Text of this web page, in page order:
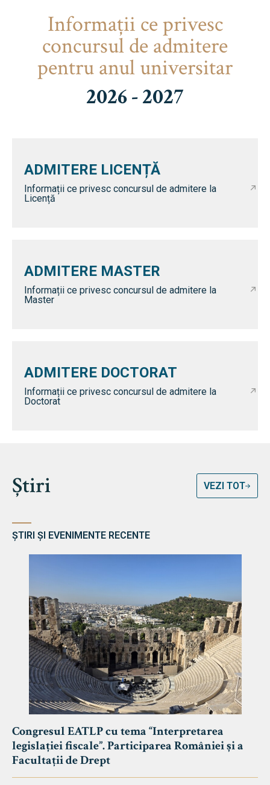
Informaţii ce privesc
concursul de admitere
pentru anul universitar
2026 - 2027
ADMITERE LICENȚĂ
Informații ce privesc concursul de admitere la
Licență
ADMITERE MASTER
Informații ce privesc concursul de admitere la
Master
ADMITERE DOCTORAT
Informații ce privesc concursul de admitere la
Doctorat
Știri VEZI TOT
ȘTIRI ȘI EVENIMENTE RECENTE
Congresul EATLP cu tema “Interpretarea
legislației fiscale”. Participarea României și a
Facultații de Drept